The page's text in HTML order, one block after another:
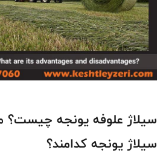
سیلاژ علوفه یونجه چیست؟
سیلاژ یونجه کدامند؟